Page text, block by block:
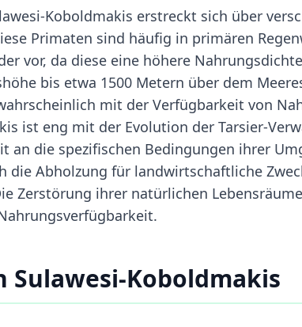
Koboldmakis erstreckt sich über
Primaten sind häufig in primären
vor, da diese eine höhere
bis etwa 1500 Metern über dem
mit der Verfügbarkeit von
ist eng mit der Evolution der Tarsier-
an die spezifischen Bedingungen ihrer
die Abholzung für landwirtschaftliche
Zerstörung ihrer natürlichen
Sulawesi-Koboldmakis